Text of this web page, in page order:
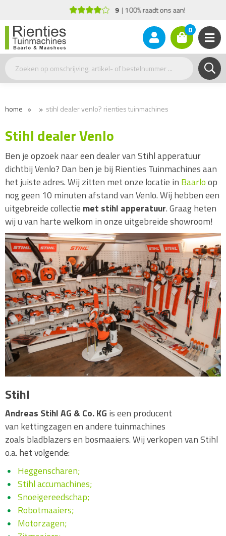
9
100% raadt ons aan!
0
home stihl dealer venlo? rienties tuinmachines
Stihl dealer Venlo
Ben je opzoek naar een dealer van Stihl apperatuur
dichtbij Venlo? Dan ben je bij Rienties Tuinmachines aan
het juiste adres. Wij zitten met onze locatie in Baarloop
nog geen 10 minuten afstand van Venlo. Wij hebben een
uitgebreide collectie met stihl apperatuur. Graag heten
wij u van harte welkom in onze uitgebreide showroom!
Stihl
Andreas Stihl AG & Co. KG is een producent
van kettingzagen en andere tuinmachines
zoals bladblazers en bosmaaiers. Wij verkopen van Stihl
o.a. het volgende:
Heggenscharen;
Stihl accumachines;
Snoeigereedschap;
Robotmaaiers;
Motorzagen;